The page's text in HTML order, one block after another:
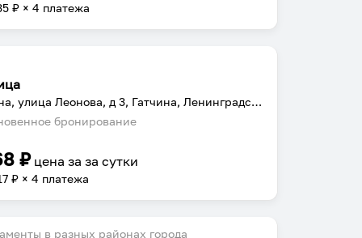
₽ × 4 платежа
Гатчина, улица Леонова, д 3, Гатчина, Ленинградская область, Россия
бронирование
₽ цена заза сутки
₽ × 4 платежа
в разных районах города